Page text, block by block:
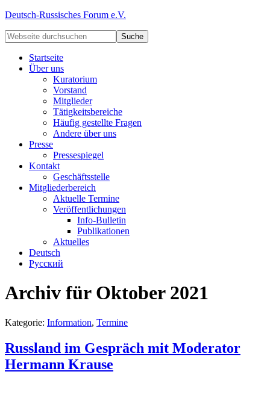
Deutsch-Russisches Forum e.V.
Startseite
Über uns
Kuratorium
Vorstand
Mitglieder
Tätigkeitsbereiche
Häufig gestellte Fragen
Andere über uns
Presse
Pressespiegel
Kontakt
Geschäftsstelle
Mitgliederbereich
Aktuelle Termine
Veröffentlichungen
Info-Bulletin
Publikationen
Aktuelles
Deutsch
Русский
Archiv für Oktober 2021
Kategorie: Information, Termine
Russland im Gespräch mit Moderator
Hermann Krause